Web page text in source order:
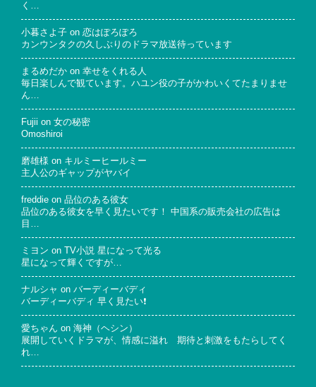
く…
小暮さよ子 on 恋はぽろぽろ
カンウンタクの久しぶりのドラマ放送待っています
まるめだか on 幸せをくれる人
毎日楽しんで観ています。ハユン役の子がかわいくてたまりませ
ん…
Fujii on 女の秘密
Omoshiroi
磨雄様 on キルミーヒールミー
主人公のギャップがヤバイ
freddie on 品位のある彼女
品位のある彼女を早く見たいです！ 中国系の販売会社の広告は
目…
ミヨン on
TV小説 星になって光る
星になって輝くですが…
ナルシャ on バーディーバディ
バーディーバディ 早く見たい❗
愛ちゃん on 海神（ヘシン）
展開していくドラマが、情感に溢れ 期待と刺激をもたらしてく
れ…